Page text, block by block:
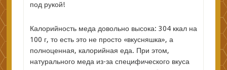
под рукой!
Калорийность меда довольно высока: 304 ккал на
100 г, то есть это не просто «вкусняшка», а
полноценная, калорийная еда. При этом,
натурального меда из-за специфического вкуса